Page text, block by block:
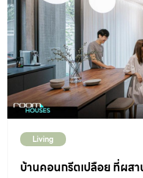
และยังคงไว้ซึ่งปฏิสัมพันธ์ต่อกัน
หมายถึงเพียงแต่การเปิดรับล
จังหวะของมวลที่ว่าง ภายใน
การเป็นบ้านแบบอาคารหลายชั้
อย่างที่บ้านควรจะเป็นได้มากขึ้
ของบ้านหลังนี้ ที่เป็นพื้นที่ส่วน
ที่ตั้งของโชว์รูมมาอยู่ในบ้านห
เพลินจิต ในพื้นที่กว้างขึ้นกว่า
สนองความต้องการเฟอร์นิเจอ
หรูระดับพรีเมียมที่เพิ่มมากขึ้น
เฟอร์นิเจอร์ระดับไฮเอนด์จากทั่
พิถีพิถันเข้ามาจัดจำหน่ายในปร
Dornbracht, Caracole,
ครอบคลุมทุกสไตล์การตกแต่ง
Living
บ้านคอนกรีตเปลือย ที่ผส